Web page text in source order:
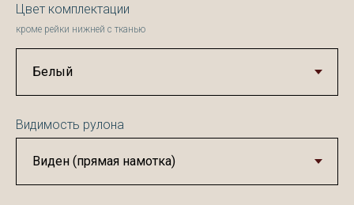
Цвет комплектации
кроме рейки нижней с тканью
Видимость рулона